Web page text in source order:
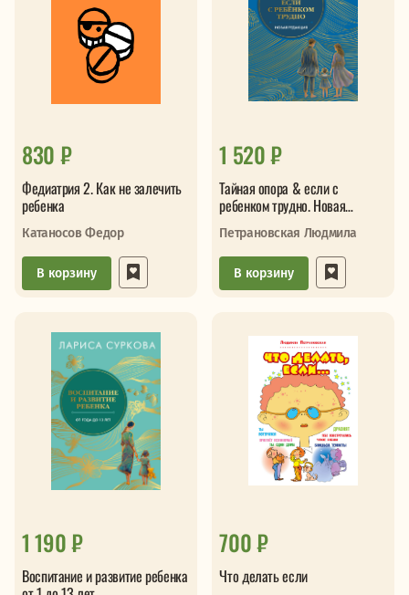
830 ₽
Федиатрия 2. Как не залечить
ребенка
Катаносов Федор
В корзину
1 520 ₽
Тайная опора & если с
ребенком трудно. Новая
Петрановская Людмила
В корзину
1 190 ₽
Воспитание и развитие ребенка
700 ₽
Что делать если